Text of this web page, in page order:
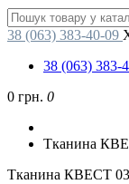
38 (063) 383-40-09
38 (063) 383-
0 грн. 0
Тканина
Тканина КВЕСТ